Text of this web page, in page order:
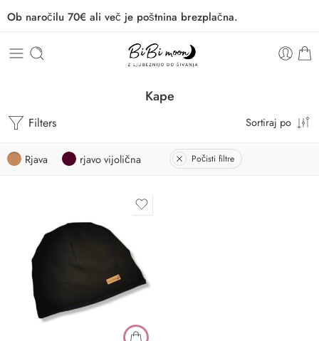
Ob naročilu 70€ ali več je poštnina brezplačna.
Kape
Filters Sortiraj po
Rjava rjavo vijolična Počisti filtre